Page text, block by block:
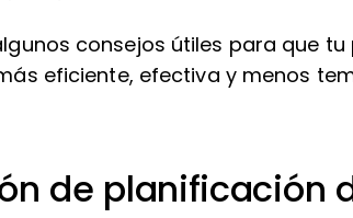
consejos útiles para que tu
eficiente, efectiva y menos
de planificación